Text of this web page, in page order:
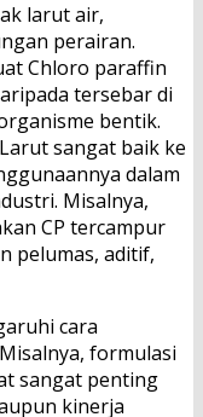
larut air,
perairan.
Chloro paraffin
tersebar di
bentik.
sangat baik ke
dalam
Misalnya,
CP tercampur
pelumas, aditif,
cara
formulasi
sangat penting
kinerja